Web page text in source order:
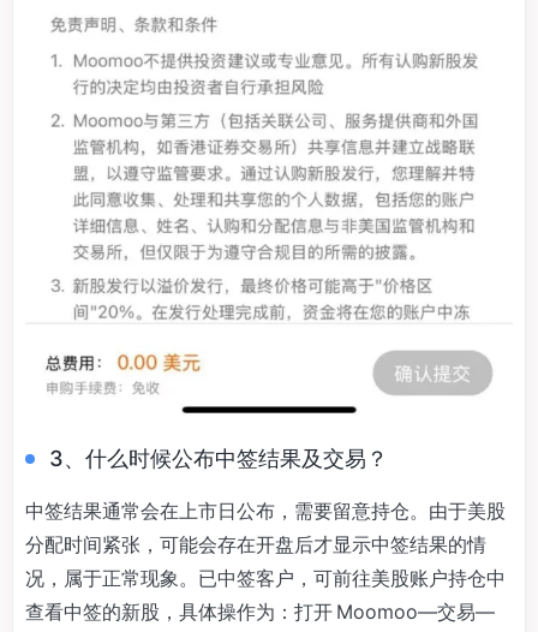
3、什么时候公布中签结果及交易？
中签结果通常会在上市日公布，需要留意持仓。由于美股
分配时间紧张，可能会存在开盘后才显示中签结果的情
况，属于正常现象。已中签客户，可前往美股账户持仓中
查看中签的新股，具体操作为：打开 Moomoo—交易—